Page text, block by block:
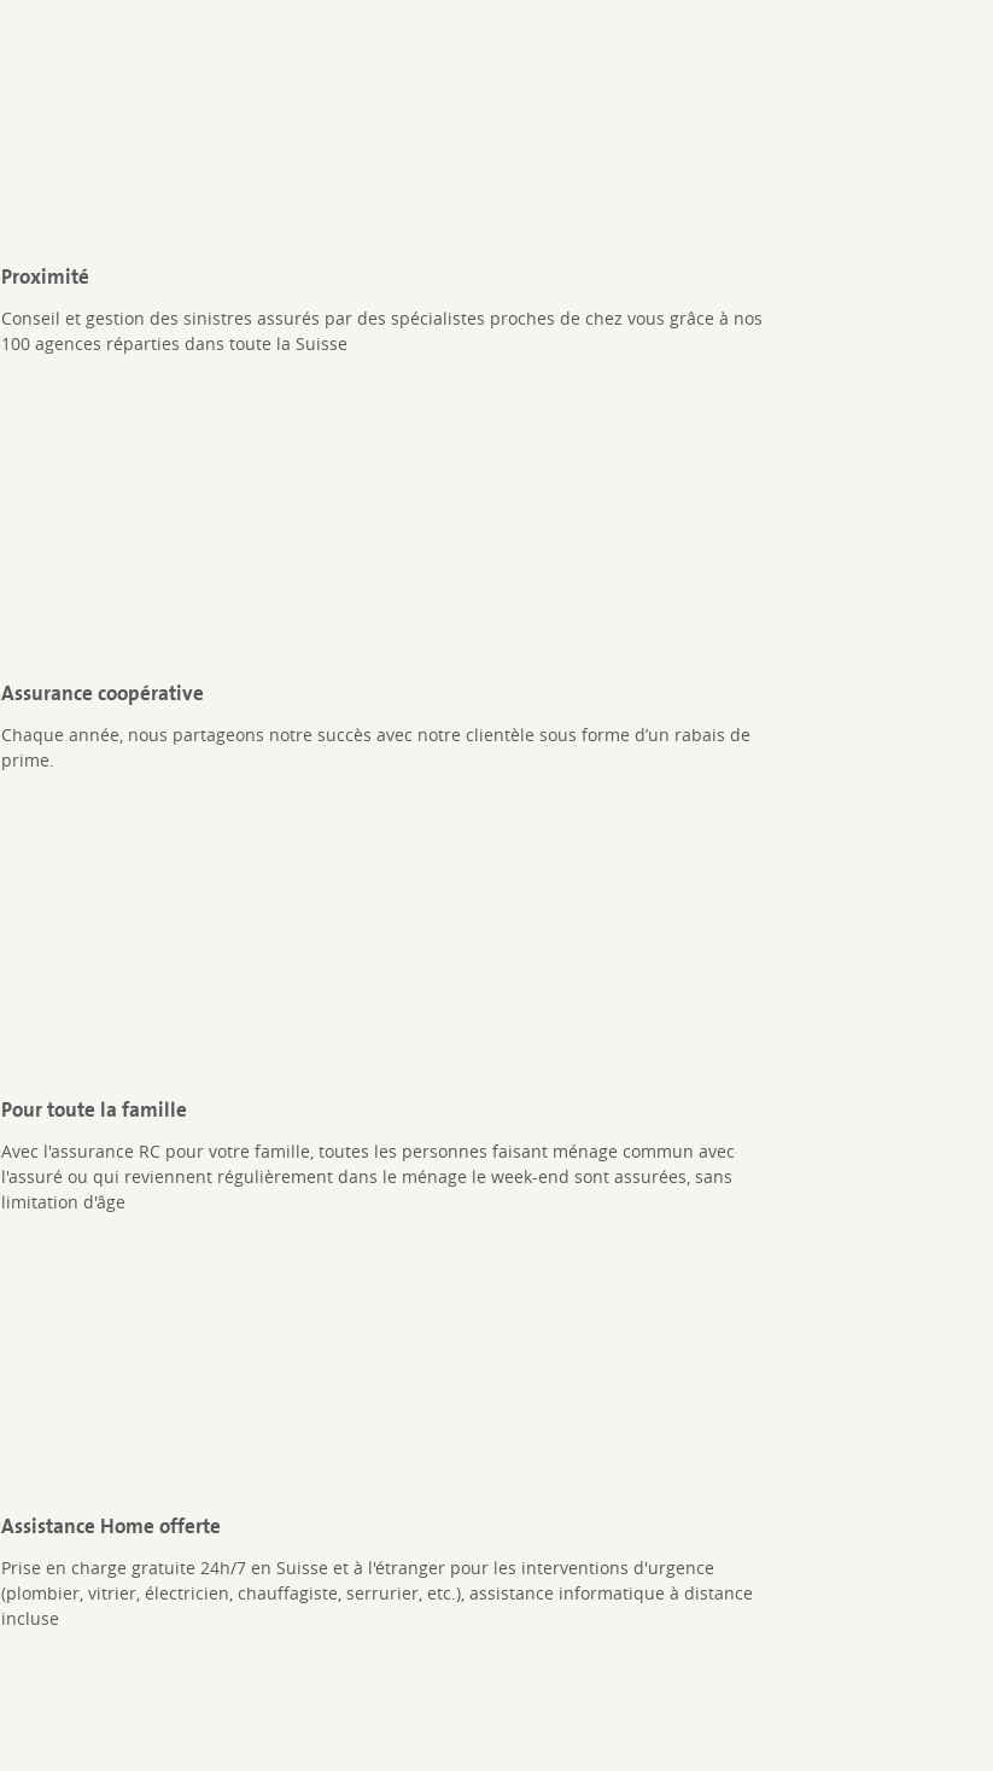
Proximité
Conseil et gestion des sinistres assurés par des spécialistes proches de chez vous grâce à nos
100 agences réparties dans toute la Suisse
Assurance coopérative
Chaque année, nous partageons notre succès avec notre clientèle sous forme d’un rabais de
prime.
Pour toute la famille
Avec l'assurance RC pour votre famille, toutes les personnes faisant ménage commun avec
l'assuré ou qui reviennent régulièrement dans le ménage le week-end sont assurées, sans
limitation d'âge
Assistance Home offerte
Prise en charge gratuite 24h/7 en Suisse et à l'étranger pour les interventions d'urgence
(plombier, vitrier, électricien, chauffagiste, serrurier, etc.), assistance informatique à distance
incluse